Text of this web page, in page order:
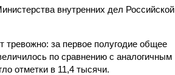
внутренних дел Российской
тревожно: за первое полугодие общее
по сравнению с аналогичным
отметки в 11,4 тысячи.